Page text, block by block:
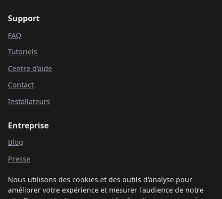
Support
FAQ
Tutoriels
Centre d'aide
Contact
Installateurs
Entreprise
Blog
Presse
Clients
Nous utilisons des cookies et des outils d'analyse pour
améliorer votre expérience et mesurer l'audience de notre